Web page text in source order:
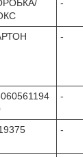
-
-
-
-